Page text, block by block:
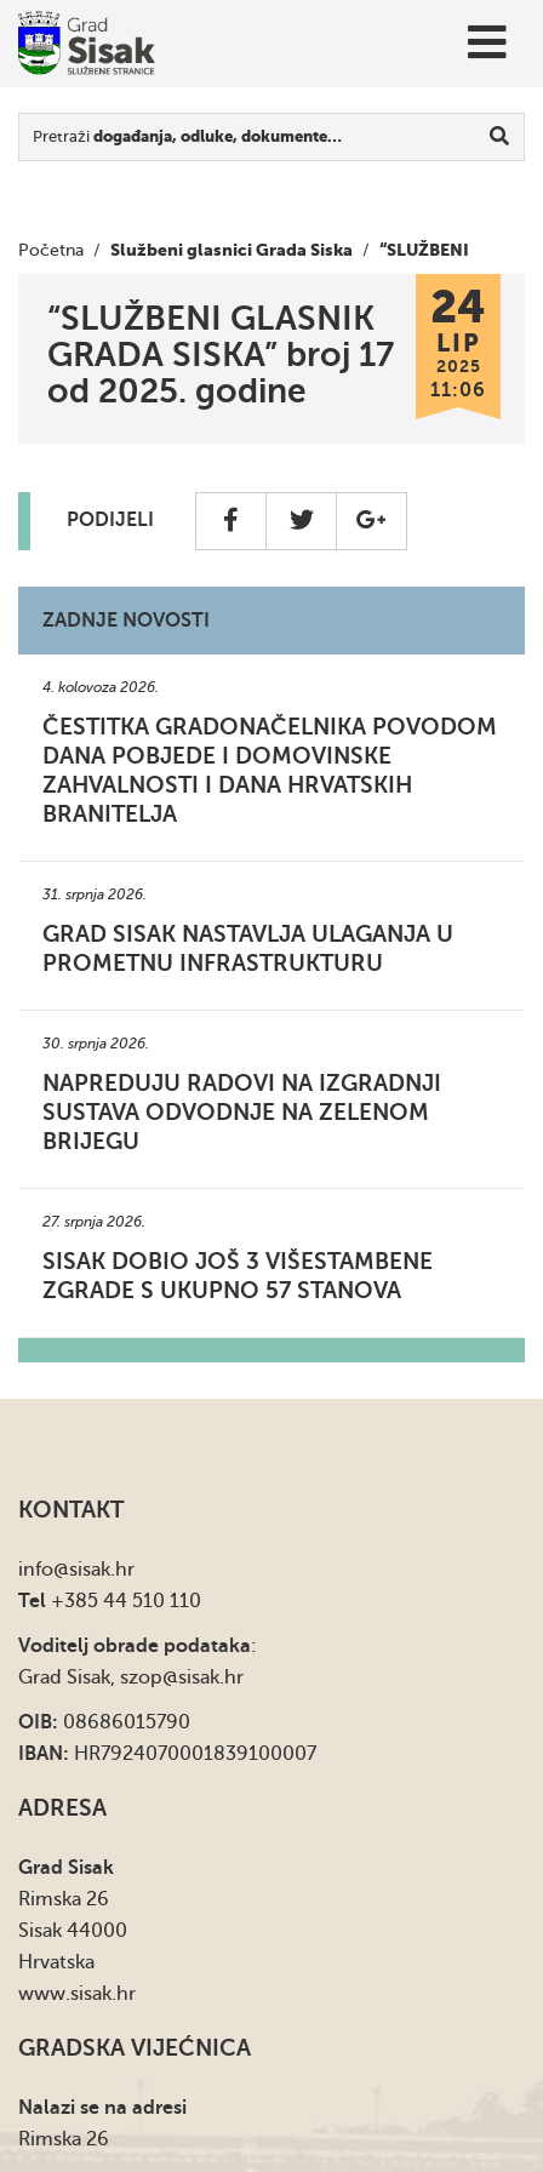
Pretraži događanja, odluke, dokumente…
Početna / Službeni glasnici Grada Siska / “SLUŽBENI
GLASNIK GRADA SISKA” broj 17 od 2025. godine
“SLUŽBENI GLASNIK
GRADA SISKA” broj 17
od 2025. godine
24
LIP
2025
11:06
PODIJELI
ZADNJE NOVOSTI
4. kolovoza 2026.
ČESTITKA GRADONAČELNIKA POVODOM
DANA POBJEDE I DOMOVINSKE
ZAHVALNOSTI I DANA HRVATSKIH
BRANITELJA
31. srpnja 2026.
GRAD SISAK NASTAVLJA ULAGANJA U
PROMETNU INFRASTRUKTURU
30. srpnja 2026.
NAPREDUJU RADOVI NA IZGRADNJI
SUSTAVA ODVODNJE NA ZELENOM
BRIJEGU
27. srpnja 2026.
SISAK DOBIO JOŠ 3 VIŠESTAMBENE
ZGRADE S UKUPNO 57 STANOVA
KONTAKT
info@sisak.hr
Tel +385 44 510 110
Voditelj obrade podataka:
Grad Sisak, szop@sisak.hr
OIB: 08686015790
IBAN: HR7924070001839100007
ADRESA
Grad Sisak
Rimska 26
Sisak 44000
Hrvatska
www.sisak.hr
GRADSKA VIJEĆNICA
Nalazi se na adresi
Rimska 26